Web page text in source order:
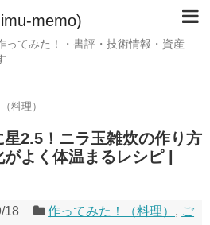
memo)
ってみた！・書評・技術情報・資産
料理）
2.5！ニラ玉雑炊の作り方
よく体温まるレシピ |
18 作ってみた！（料理） , ご